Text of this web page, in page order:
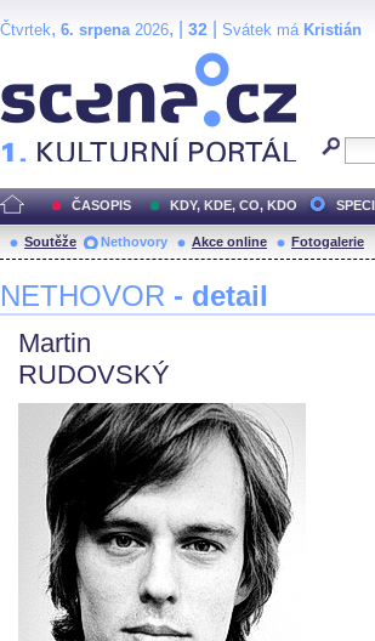
Čtvrtek, 6. srpena2026, | 32 Svátek má Kristián
ČASOPIS KDY, KDE, CO, KDO
Soutěže Nethovory Akce online Fotogalerie
NETHOVOR - detail
Martin
RUDOVSKÝ